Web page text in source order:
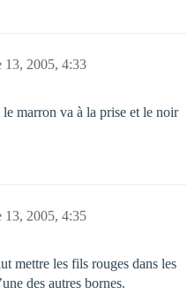
13, 2005, 4:33
marron va à la prise et le noir
13, 2005, 4:35
mettre les fils rouges dans les
des autres bornes.